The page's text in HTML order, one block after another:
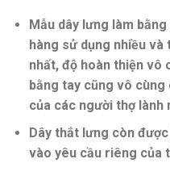
Mẫu dây lưng làm
hàng sử dụng nhiều
nhất, độ hoàn thiện vô
bằng tay cũng vô
của các người thợ lành
Dây thắt lưng còn
vào yêu cầu riêng của